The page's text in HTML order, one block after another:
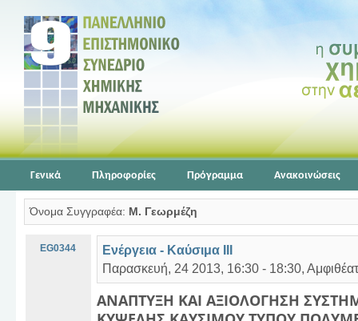
Γενικά Πληροφορίες Πρόγραμμα Ανακοινώσεις
Όνομα Συγγραφέα: Μ. Γεωρμέζη
EG0344
Ενέργεια - Καύσιμα ΙΙΙ
Παρασκευή, 24 2013, 16:30 - 18:30,
ΑΝΑΠΤΥΞΗ ΚΑΙ ΑΞΙΟΛΟΓΗΣΗ